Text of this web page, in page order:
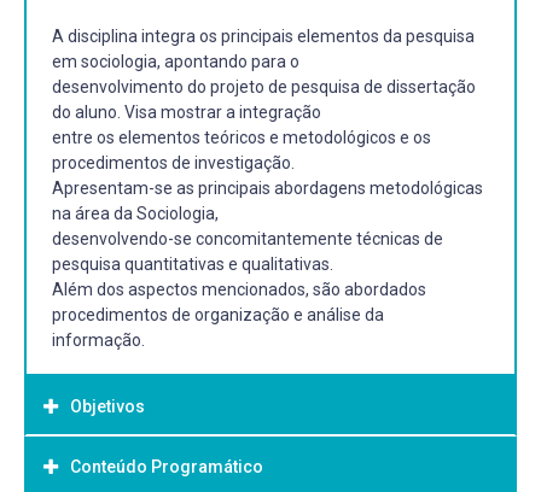
A disciplina integra os principais elementos da pesquisa
em sociologia, apontando para o
desenvolvimento do projeto de pesquisa de dissertação
do aluno. Visa mostrar a integração
entre os elementos teóricos e metodológicos e os
procedimentos de investigação.
Apresentam-se as principais abordagens metodológicas
na área da Sociologia,
desenvolvendo-se concomitantemente técnicas de
pesquisa quantitativas e qualitativas.
Além dos aspectos mencionados, são abordados
procedimentos de organização e análise da
informação.
Objetivos
Objetivo Geral:
Conteúdo Programático